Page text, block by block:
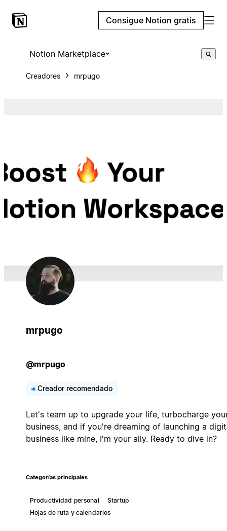
Consigue Notion gratis
Notion Marketplace
Creadores mrpugo
mrpugo
@mrpugo
Creador recomendado
Let's team up to upgrade your life, turbocharge
business, and if you're dreaming of launching a
business like mine, I'm your ally. Ready to dive in?
Categorías principales
Productividad personal
Startup
Hojas de ruta y calendarios